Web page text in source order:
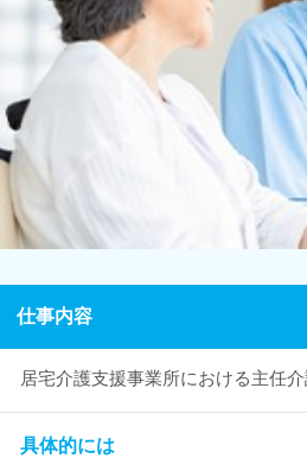
仕事内容
居宅介護支援事業所における主任
具体的には